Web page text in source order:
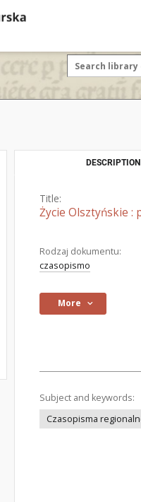
DESCRIPTION
Title:
Życie Olsztyńskie :
Rodzaj dokumentu:
czasopismo
More
Subject and keywords:
Czasopisma